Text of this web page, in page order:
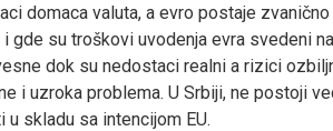
domaca valuta, a evro postaje
su troškovi uvodenja evra svedeni
dok su nedostaci realni a rizici
i uzroka problema. U Srbiji, ne postoji
skladu sa intencijom EU.